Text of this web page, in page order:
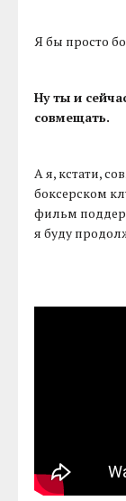
Я бы просто
Ну ты и
совмещать.
А я, кстати,
боксерском
фильм
я буду